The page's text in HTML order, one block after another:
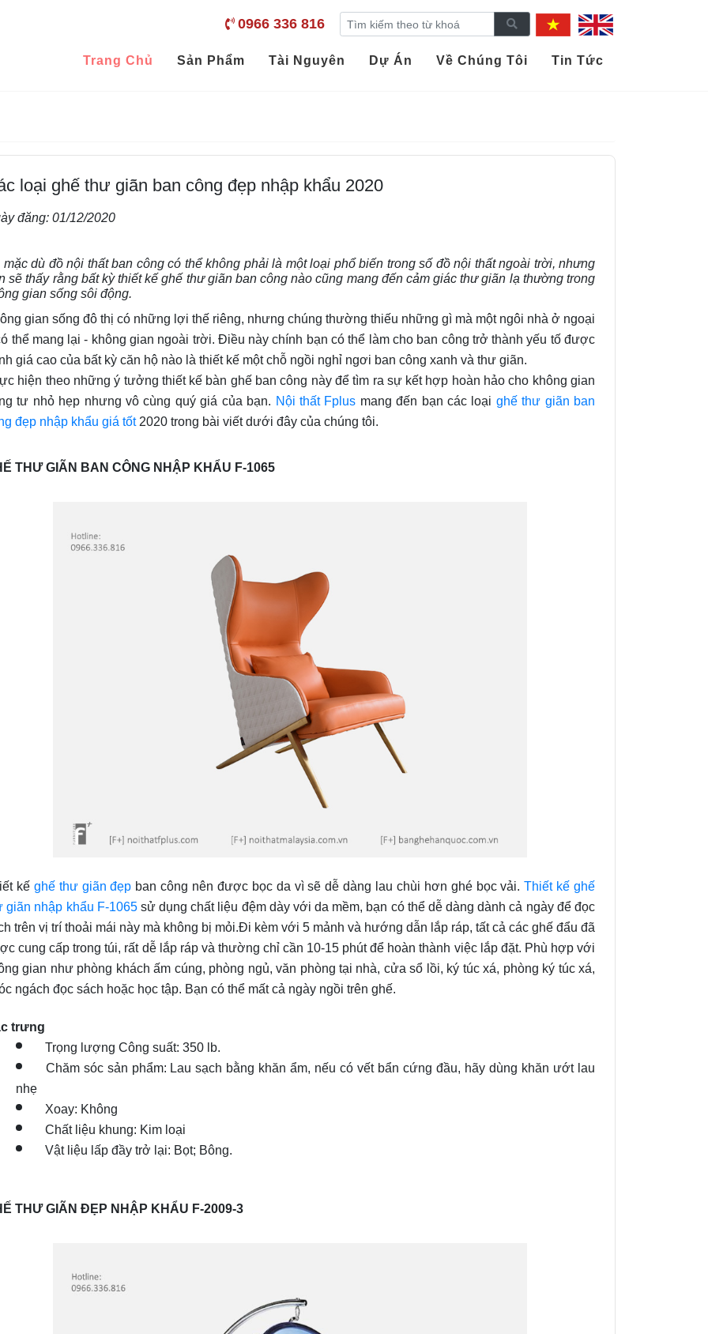
0966 336 816
Trang Chủ Sản Phẩm Tài Nguyên Dự Án Về Chúng Tôi Tin Tức
loại ghế thư giãn ban công đẹp nhập khẩu 2020
đăng: 01/12/2020
mặc dù đồ nội thất ban công có thể không phải là một loại phổ biến trong số đồ nội thất ngoài trời, nhưng
sẽ thấy rằng bất kỳ thiết kế ghế thư giãn ban công nào cũng mang đến cảm giác thư giãn lạ thường trong
gian sống sôi động.
gian sống đô thị có những lợi thế riêng, nhưng chúng thường thiếu những gì mà một ngôi nhà ở ngoại
thể mang lại - không gian ngoài trời. Điều này chính bạn có thể làm cho ban công trở thành yếu tố được
giá cao của bất kỳ căn hộ nào là thiết kế một chỗ ngồi nghỉ ngơi ban công xanh và thư giãn.
hiện theo những ý tưởng thiết kế bàn ghế ban công này để tìm ra sự kết hợp hoàn hảo cho không gian
tư nhỏ hẹp nhưng vô cùng quý giá của bạn. Nội thất Fplus mang đến bạn các loại ghế thư giãn ban
đẹp nhập khẩu giá tốt2020 trong bài viết dưới đây của chúng tôi.
THƯ GIÃN BAN CÔNG NHẬP KHẨU F-1065
kế ghế thư giãn đẹp ban công nên được bọc da vì sẽ dễ dàng lau chùi hơn ghé bọc vải.Thiết kế ghế
giãn nhập khẩu F-1065sử dụng chất liệu đệm dày với da mềm, bạn có thể dễ dàng dành cả ngày để đọc
trên vị trí thoải mái này mà không bị mỏi.Đi kèm với 5 mảnh và hướng dẫn lắp ráp, tất cả các ghế đẩu đã
cung cấp trong túi, rất dễ lắp ráp và thường chỉ cần 10-15 phút để hoàn thành việc lắp đặt. Phù hợp với
gian như phòng khách ấm cúng, phòng ngủ, văn phòng tại nhà, cửa sổ lồi, ký túc xá, phòng ký túc xá,
ngách đọc sách hoặc học tập. Bạn có thể mất cả ngày ngồi trên ghế.
trưng
Trọng lượng Công suất: 350 lb.
Chăm sóc sản phẩm: Lau sạch bằng khăn ẩm, nếu có vết bẩn cứng đầu, hãy dùng khăn ướt lau
nhẹ
Xoay: Không
Chất liệu khung: Kim loại
Vật liệu lấp đầy trở lại: Bọt; Bông.
THƯ GIÃN ĐẸP NHẬP KHẨU F-2009-3